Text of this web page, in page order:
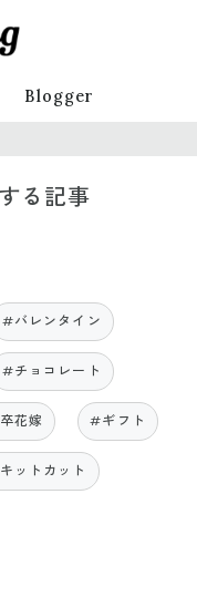
Blogger
る記事
#バレンタイン
#チョコレート
花嫁 #ギフト
ットカット